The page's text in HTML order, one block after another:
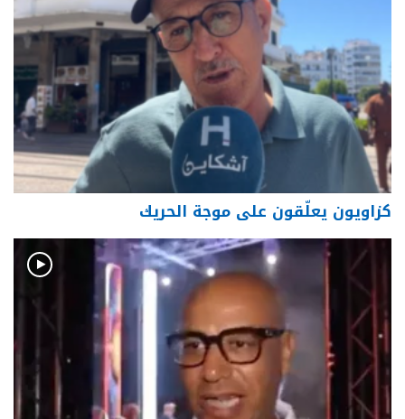
كزاويون يعلّقون على موجة الحريك